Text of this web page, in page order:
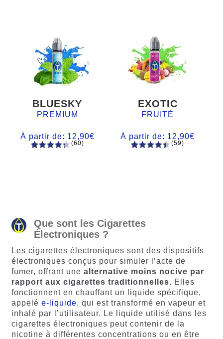
BLUESKY
PREMIUM
À partir de: 12,90€
(60)
EXOTIC
FRUITÉ
À partir de: 12,90€
(59)
Que sont les Cigarettes
Électroniques ?
Les cigarettes électroniques sont des dispositifs
électroniques conçus pour simuler l’acte de
fumer, offrant une alternative moins nocive par
rapport aux cigarettes traditionnelles. Elles
fonctionnent en chauffant un liquide spécifique,
appelé e-liquide, qui est transformé en vapeur et
inhalé par l’utilisateur. Le liquide utilisé dans les
cigarettes électroniques peut contenir de la
nicotine à différentes concentrations ou en être